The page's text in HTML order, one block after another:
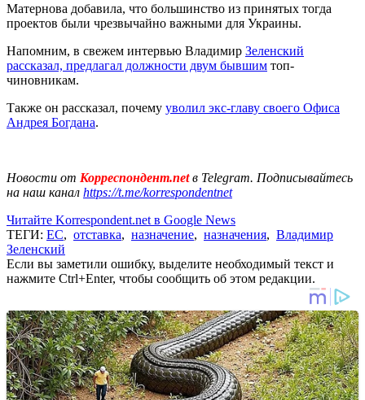
Матернова добавила, что большинство из принятых тогда
проектов были чрезвычайно важными для Украины.
Напомним, в свежем интервью Владимир Зеленский
рассказал, предлагал должности двум бывшим топ-
чиновникам.
Также он рассказал, почему уволил экс-главу своего Офиса
Андрея Богдана.
Новости от Корреспондент.netв Telegram. Подписывайтесь
на наш канал https://t.me/korrespondentnet
Читайте Korrespondent.net в Google News
ТЕГИ: ЕС, отставка, назначение, назначения, Владимир
Зеленский
Если вы заметили ошибку, выделите необходимый текст и
нажмите Ctrl+Enter, чтобы сообщить об этом редакции.